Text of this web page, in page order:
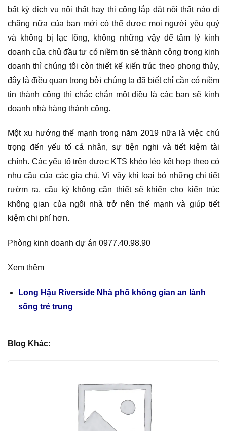
bất kỳ dịch vụ nội thất hay thi công lắp đặt nội thất nào đi
chăng nữa của bạn mới có thể được mọi người yêu quý
và không bị lạc lõng, không những vậy để tâm lý kinh
doanh của chủ đầu tư có niềm tin sẽ thành công trong kinh
doanh thì chúng tôi còn thiết kế kiến trúc theo phong thủy,
đây là điều quan trong bởi chúng ta đã biết chỉ cần có niềm
tin thành công thì chắc chắn một điều là các bạn sẽ kinh
doanh nhà hàng thành công.
Một xu hướng thế mạnh trong năm 2019 nữa là việc chú
trọng đến yếu tố cá nhân, sự tiện nghi và tiết kiệm tài
chính. Các yếu tố trên được KTS khéo léo kết hợp theo có
nhu cầu của các gia chủ. Vì vậy khi loại bỏ những chi tiết
rườm ra, cầu kỳ không cần thiết sẽ khiến cho kiến trúc
không gian của ngôi nhà trở nên thế mạnh và giúp tiết
kiệm chi phí hơn.
Phòng kinh doanh dự án 0977.40.98.90
Xem thêm
Long Hậu Riverside Nhà phố không gian an lành
sống trẻ trung
Blog Khác: